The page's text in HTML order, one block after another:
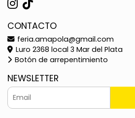
CONTACTO
feria.amapola@gmail.com
Luro 2368 local 3 Mar del Plata
Botón de arrepentimiento
NEWSLETTER